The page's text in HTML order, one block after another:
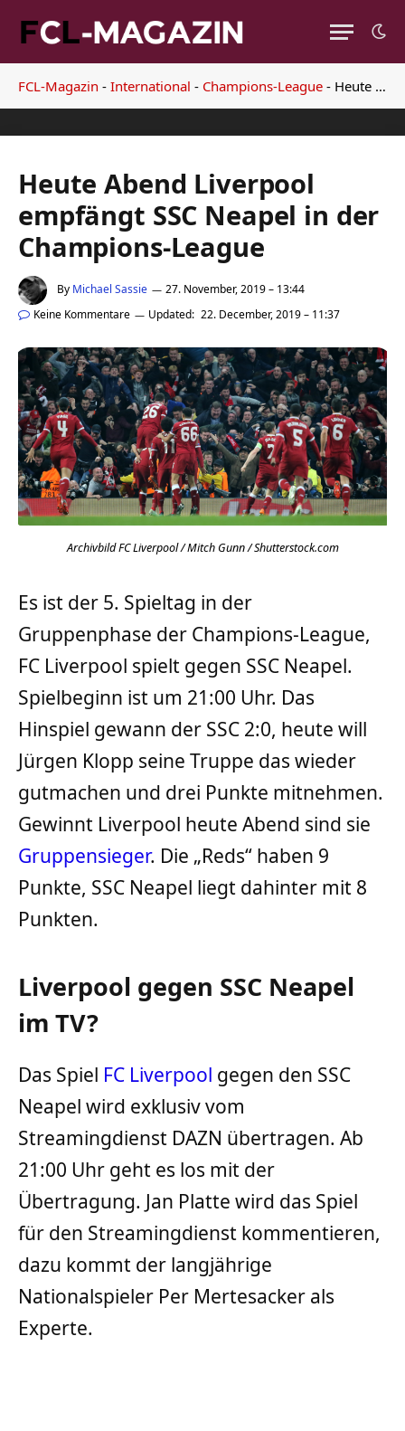
FCL-Magazin - International - Champions-League - Heute Abend Liverpool empfängt SSC Neapel in der Champions-League
Heute Abend Liverpool
empfängt SSC Neapel in der
Champions-League
By Michael Sassie
27. November, 2019 – 13:44
Keine Kommentare
Updated: 22. December, 2019 – 11:37
Archivbild FC Liverpool / Mitch Gunn / Shutterstock.com
Es ist der 5. Spieltag in der
Gruppenphase der Champions-League,
FC Liverpool spielt gegen SSC Neapel.
Spielbeginn ist um 21:00 Uhr. Das
Hinspiel gewann der SSC 2:0, heute will
Jürgen Klopp seine Truppe das wieder
gutmachen und drei Punkte mitnehmen.
Gewinnt Liverpool heute Abend sind sie
Gruppensieger. Die „Reds“ haben 9
Punkte, SSC Neapel liegt dahinter mit 8
Punkten.
Liverpool gegen SSC Neapel
im TV?
Das Spiel FC Liverpool gegen den SSC
Neapel wird exklusiv vom
Streamingdienst DAZN übertragen. Ab
21:00 Uhr geht es los mit der
Übertragung. Jan Platte wird das Spiel
für den Streamingdienst kommentieren,
dazu kommt der langjährige
Nationalspieler Per Mertesacker als
Experte.